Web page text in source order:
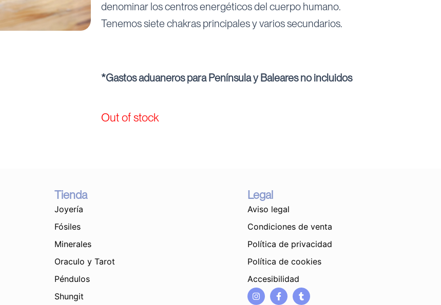
denominar los centros energéticos del cuerpo humano.
Tenemos siete chakras principales y varios secundarios.
*Gastos aduaneros para Península y Baleares no incluidos
Out of stock
Tienda
Joyería
Fósiles
Minerales
Oraculo y Tarot
Péndulos
Shungit
Legal
Aviso legal
Condiciones de venta
Política de privacidad
Política de cookies
Accesibilidad
I
n
F
a
T
u